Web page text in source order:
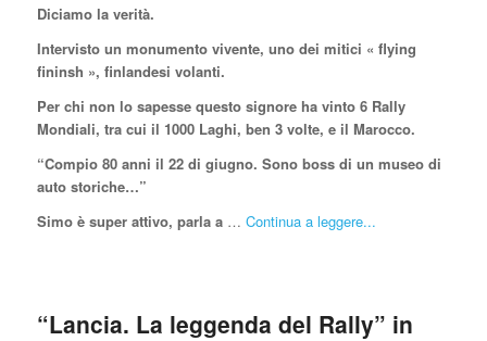
Diciamo la verità.
Intervisto un monumento vivente, uno dei mitici « flying
fininsh », finlandesi volanti.
Per chi non lo sapesse questo signore ha vinto 6 Rally
Mondiali, tra cui il 1000 Laghi, ben 3 volte, e il Marocco.
“Compio 80 anni il 22 di giugno. Sono boss di un museo di
auto storiche…”
Simo è super attivo, parla a … Continua a leggere...
“Lancia. La leggenda del Rally” in